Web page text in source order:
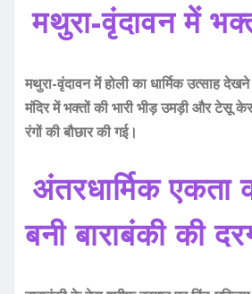
मथुरा-वृंदावन में
मथुरा-वृंदावन में होली का धार्मिक उत्साह
मंदिर में भक्तों की भारी भीड़ उमड़ी और टेसू
रंगों की बौछार की गई।
अंतरधार्मिक एकता
बनी बाराबंकी की